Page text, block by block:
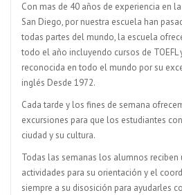
Con mas de 40 años de experiencia en
San Diego, por nuestra escuela han
todas partes del mundo, la escuela
todo el año incluyendo cursos de TOEFL
reconocida en todo el mundo por su
inglés Desde 1972.
Cada tarde y los fines de semana
excursiones para que los estudiantes
ciudad y su cultura.
Todas las semanas los alumnos reciben
actividades para su orientación y el
siempre a su disosición para ayudarles